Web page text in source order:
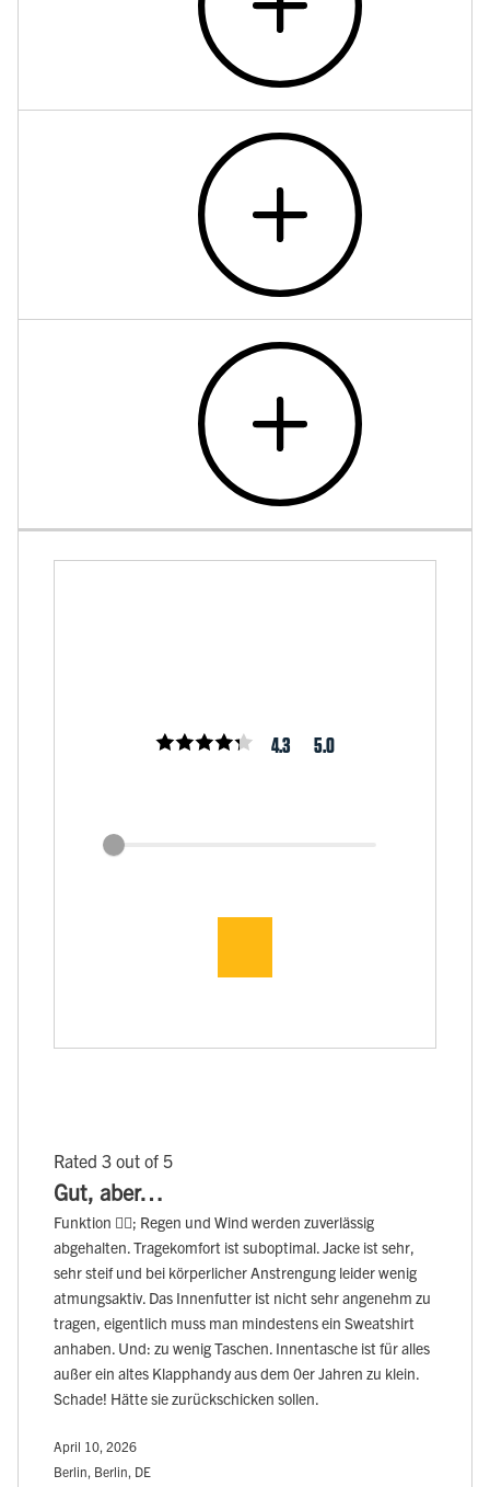
4.3 5.0
Rated 3 out of 5
Gut, aber…
Funktion 👍🏻; Regen und Wind werden zuverlässig
abgehalten. Tragekomfort ist suboptimal. Jacke ist sehr,
sehr steif und bei körperlicher Anstrengung leider wenig
atmungsaktiv. Das Innenfutter ist nicht sehr angenehm zu
tragen, eigentlich muss man mindestens ein Sweatshirt
anhaben. Und: zu wenig Taschen. Innentasche ist für alles
außer ein altes Klapphandy aus dem 0er Jahren zu klein.
Schade! Hätte sie zurückschicken sollen.
April 10, 2026
Berlin, Berlin, DE